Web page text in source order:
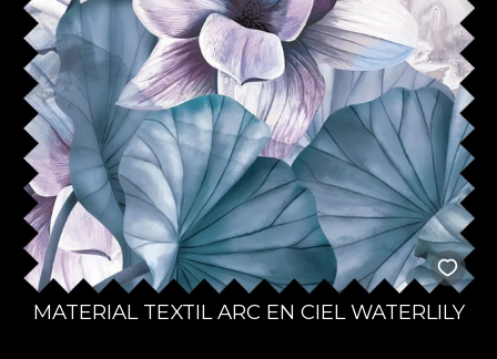
MATERIAL TEXTIL ARC EN CIEL WATERLILY